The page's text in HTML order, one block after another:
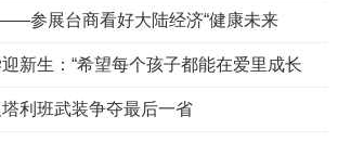
参展台商看好大陆经济“健康未来
新生：“希望每个孩子都能在爱里成长
利班武装争夺最后一省